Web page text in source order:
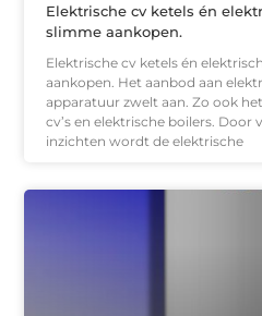
Elektrische cv ketels én
slimme aankopen.
Elektrische cv ketels én
aankopen. Het aanbod aan
apparatuur zwelt aan. Zo ook
cv’s en elektrische boilers.
inzichten wordt de elektrische